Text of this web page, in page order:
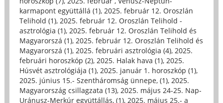
karmapont együttállá (1), 2025. február 12. Oroszlán
Telihold (1), 2025. február 12. Oroszlán Telihold -
asztrológia (1), 2025. február 12. Oroszlán Telihold és
Magyarorszá (1), 2025. február 12. Oroszlán Telihold és
Magyarorszá (1), 2025. februári asztrológia (4), 2025.
februári horoszkóp (2), 2025. Halak hava (1), 2025.
Húsvét asztrológiája (1), 2025. január 1. horoszkóp (1),
2025. június 15.- Szentháromság ünnepe, (1), 2025.
Magyarország csillagzata (13), 2025. május 24-25. Nap-
Uránusz-Merkúr együttállás, (1), 2025. május 25.- a